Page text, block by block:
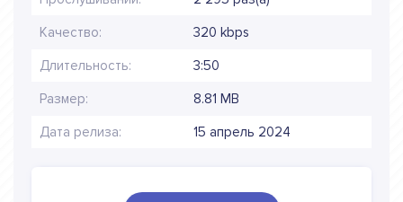
Качество: 320 kbps
Длительность: 3:50
Размер: 8.81 MB
Дата релиза: 15 апрель 2024